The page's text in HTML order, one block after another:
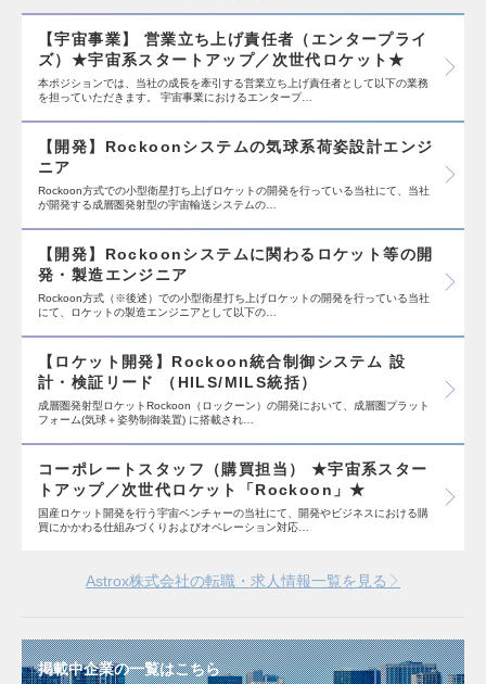
【宇宙事業】 営業立ち上げ責任者（エンタープライ
ズ）★宇宙系スタートアップ／次世代ロケット★
本ポジションでは、当社の成長を牽引する営業立ち上げ責任者として以下の業務
を担っていただきます。 宇宙事業におけるエンタープ…
【開発】Rockoonシステムの気球系荷姿設計エンジ
ニア
Rockoon方式での小型衛星打ち上げロケットの開発を行っている当社にて、当社
が開発する成層圏発射型の宇宙輸送システムの…
【開発】Rockoonシステムに関わるロケット等の開
発・製造エンジニア
Rockoon方式（※後述）での小型衛星打ち上げロケットの開発を行っている当社
にて、ロケットの製造エンジニアとして以下の…
【ロケット開発】Rockoon統合制御システム 設
計・検証リード （HILS/MILS統括）
成層圏発射型ロケットRockoon（ロックーン）の開発において、成層圏プラット
フォーム(気球＋姿勢制御装置) に搭載され…
コーポレートスタッフ（購買担当） ★宇宙系スター
トアップ／次世代ロケット「Rockoon」★
国産ロケット開発を行う宇宙ベンチャーの当社にて、開発やビジネスにおける購
買にかかわる仕組みづくりおよびオペレーション対応…
Astrox株式会社の転職・求人情報一覧を見る
掲載中企業の一覧はこちら